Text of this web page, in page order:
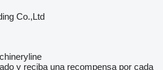
Co.,Ltd
y reciba una recompensa por cada